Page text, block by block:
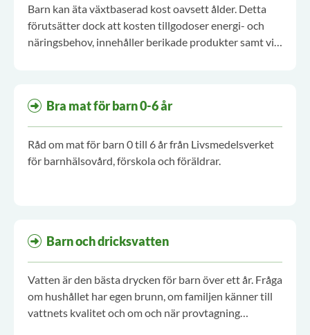
Barn kan äta växtbaserad kost oavsett ålder. Detta
förutsätter dock att kosten tillgodoser energi- och
näringsbehov, innehåller berikade produkter samt vid
Bra mat för barn 0-6 år
Råd om mat för barn 0 till 6 år från Livsmedelsverket
för barnhälsovård, förskola och föräldrar.
Barn och dricksvatten
Vatten är den bästa drycken för barn över ett år. Fråga
om hushållet har egen brunn, om familjen känner till
vattnets kvalitet och om och när provtagning